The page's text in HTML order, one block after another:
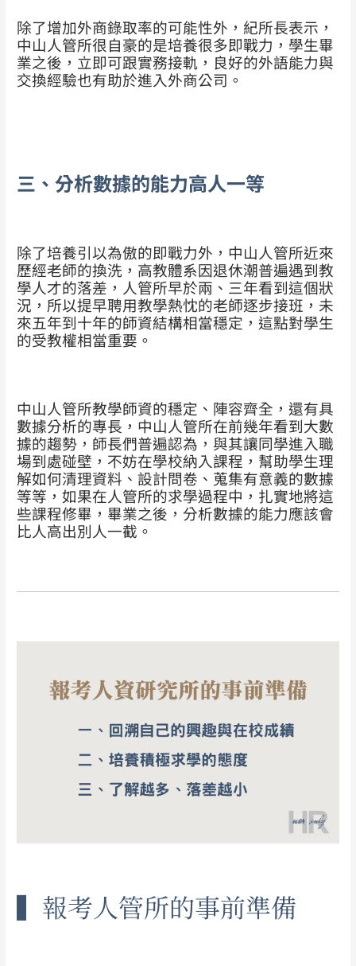
除了增加外商錄取率的可能性外，紀所長表示，
中山人管所很自豪的是培養很多即戰力，學生畢
業之後，立即可跟實務接軌，良好的外語能力與
交換經驗也有助於進入外商公司。
三、分析數據的能力高人一等
除了培養引以為傲的即戰力外，中山人管所近來
歷經老師的換洗，高教體系因退休潮普遍遇到教
學人才的落差，人管所早於兩、三年看到這個狀
況，所以提早聘用教學熱忱的老師逐步接班，未
來五年到十年的師資結構相當穩定，這點對學生
的受教權相當重要。
中山人管所教學師資的穩定、陣容齊全，還有具
數據分析的專長，中山人管所在前幾年看到大數
據的趨勢，師長們普遍認為，與其讓同學進入職
場到處碰壁，不妨在學校納入課程，幫助學生理
解如何清理資料、設計問卷、蒐集有意義的數據
等等，如果在人管所的求學過程中，扎實地將這
些課程修畢，畢業之後，分析數據的能力應該會
比人高出別人一截。
▍報考人管所的事前準備